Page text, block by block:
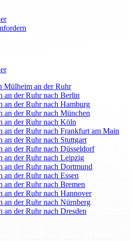
Mülheim an der Ruhr
an der Ruhr nach Berlin
der Ruhr nach Hamburg
der Ruhr nach München
an der Ruhr nach Köln
der Ruhr nach Frankfurt am Main
der Ruhr nach Stuttgart
der Ruhr nach Düsseldorf
an der Ruhr nach Leipzig
der Ruhr nach Dortmund
der Ruhr nach Essen
der Ruhr nach Bremen
der Ruhr nach Hannover
der Ruhr nach Nürnberg
der Ruhr nach Dresden